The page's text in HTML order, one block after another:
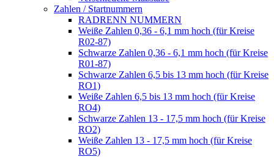
Zahlen / Startnummern
RADRENN NUMMERN
Weiße Zahlen 0,36 - 6,1 mm hoch (für Kreise
R02-87)
Schwarze Zahlen 0,36 - 6,1 mm hoch (für Kreise
R01-87)
Schwarze Zahlen 6,5 bis 13 mm hoch (für Kreise
RO1)
Weiße Zahlen 6,5 bis 13 mm hoch (für Kreise
RO4)
Schwarze Zahlen 13 - 17,5 mm hoch (für Kreise
RO2)
Weiße Zahlen 13 - 17,5 mm hoch (für Kreise
RO5)